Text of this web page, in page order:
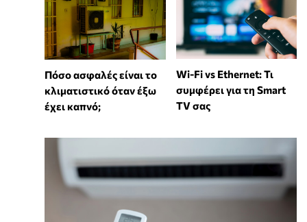
Πόσο ασφαλές είναι το
κλιματιστικό όταν έξω
έχει καπνό;
Wi-Fi vs Ethernet: Τι
συμφέρει για τη Smart
TV σας